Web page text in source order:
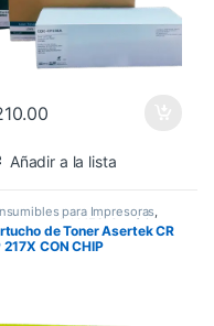
Añadir a la lista
para Impresoras
del MES , Genéricos
Toner Asertek
de Toner Asertek CR
217X CON CHIP